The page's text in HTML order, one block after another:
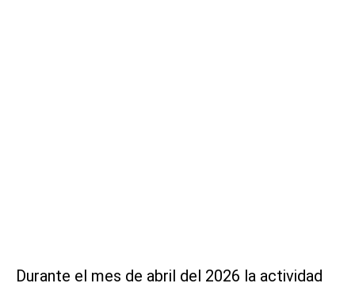
Durante el mes de abril del 2026 la actividad